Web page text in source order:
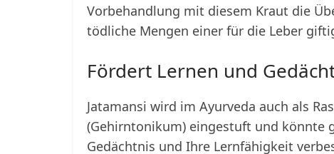
Vorbehandlung mit diesem Kraut die
tödliche Mengen einer für die Leber
Fördert Lernen und
Jatamansi wird im Ayurveda auch als
(Gehirntonikum) eingestuft und könnte
Gedächtnis und Ihre Lernfähigkeit